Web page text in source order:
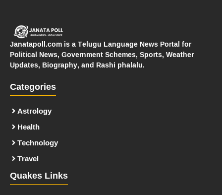
Janatapoll.com is a Telugu Language News Portal for
Political News, Government Schemes, Sports, Weather
Updates, Biography, and Rashi phalalu.
Categories
Astrology
Health
Technology
Travel
Quakes Links